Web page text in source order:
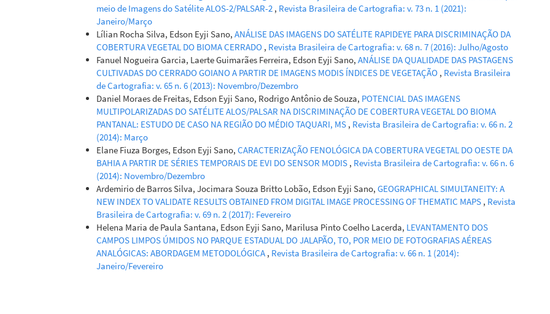
meio de Imagens do Satélite ALOS-2/PALSAR-2 , Revista Brasileira de Cartografia: v. 73 n. 1 (2021):
Janeiro/Março
Lílian Rocha Silva, Edson Eyji Sano, ANÁLISE DAS IMAGENS DO SATÉLITE RAPIDEYE PARA DISCRIMINAÇÃO DA
COBERTURA VEGETAL DO BIOMA CERRADO , Revista Brasileira de Cartografia: v. 68 n. 7 (2016): Julho/Agosto
Fanuel Nogueira Garcia, Laerte Guimarães Ferreira, Edson Eyji Sano, ANÁLISE DA QUALIDADE DAS PASTAGENS
CULTIVADAS DO CERRADO GOIANO A PARTIR DE IMAGENS MODIS ÍNDICES DE VEGETAÇÃO , Revista Brasileira
de Cartografia: v. 65 n. 6 (2013): Novembro/Dezembro
Daniel Moraes de Freitas, Edson Eyji Sano, Rodrigo Antônio de Souza, POTENCIAL DAS IMAGENS
MULTIPOLARIZADAS DO SATÉLITE ALOS/PALSAR NA DISCRIMINAÇÃO DE COBERTURA VEGETAL DO BIOMA
PANTANAL: ESTUDO DE CASO NA REGIÃO DO MÉDIO TAQUARI, MS , Revista Brasileira de Cartografia: v. 66 n. 2
(2014): Março
Elane Fiuza Borges, Edson Eyji Sano, CARACTERIZAÇÃO FENOLÓGICA DA COBERTURA VEGETAL DO OESTE DA
BAHIA A PARTIR DE SÉRIES TEMPORAIS DE EVI DO SENSOR MODIS , Revista Brasileira de Cartografia: v. 66 n. 6
(2014): Novembro/Dezembro
Ardemirio de Barros Silva, Jocimara Souza Britto Lobão, Edson Eyji Sano, GEOGRAPHICAL SIMULTANEITY: A
NEW INDEX TO VALIDATE RESULTS OBTAINED FROM DIGITAL IMAGE PROCESSING OF THEMATIC MAPS , Revista
Brasileira de Cartografia: v. 69 n. 2 (2017): Fevereiro
Helena Maria de Paula Santana, Edson Eyji Sano, Marilusa Pinto Coelho Lacerda, LEVANTAMENTO DOS
CAMPOS LIMPOS ÚMIDOS NO PARQUE ESTADUAL DO JALAPÃO, TO, POR MEIO DE FOTOGRAFIAS AÉREAS
ANALÓGICAS: ABORDAGEM METODOLÓGICA , Revista Brasileira de Cartografia: v. 66 n. 1 (2014):
Janeiro/Fevereiro